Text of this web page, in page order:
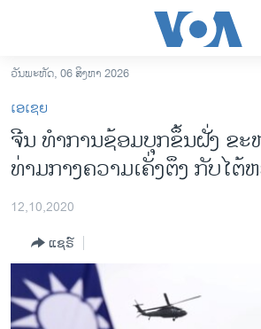
ເຂົ້າ
ຫາ
ຂ້າມ
ຂ້າມ
ຂ້າມ
ຫາ
ລາວ
ອາເມຣິກາ
ຂ່າວ​ຈີນ
ໂລກ
ເອເຊຍ
ອິດສະຫຼະພາບດ້ານການຂ່າວ
ວັນພະຫັດ, 06 ສິງຫາ 2026
ເອເຊຍ
ຈີນ ທຳການຊ້ອມບຸກຂຶ້ນຝັ່ງ ຂ
ທ່າມກາງຄວາມເຄັ່ງຕຶງ ກັບໄຕ້
12,10,2020
ແຊຣ໌